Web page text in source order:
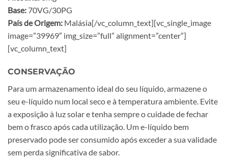
Base: 70VG/30PG
País de Origem: Malásia[/vc_column_text][vc_single_image
image=”39969″ img_size=”full” alignment=”center”]
[vc_column_text]
CONSERVAÇÃO
Para um armazenamento ideal do seu líquido, armazene o
seu e-líquido num local seco e à temperatura ambiente. Evite
a exposição à luz solar e tenha sempre o cuidade de fechar
bem o frasco após cada utilização. Um e-líquido bem
preservado pode ser consumido após exceder a sua validade
sem perda significativa de sabor.